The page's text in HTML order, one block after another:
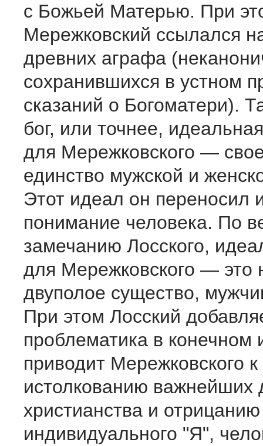
с Божьей Матерью. При
Мережковский ссылался
древних аграфа
сохранившихся в устном
сказаний о Богоматери).
бог, или точнее,
для Мережковского —
единство мужской и
Этот идеал он переносил
понимание человека. По
замечанию Лосского,
для Мережковского — это
двуполое существо,
При этом Лосский
проблематика в конечном
приводит Мережковского
истолкованию важнейших
христианства и отрицанию
индивидуального "Я",